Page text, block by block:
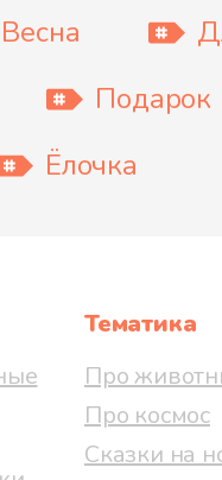
Весна
Подарок
Ёлочка
Тематика
Про
Про космос
Сказки на